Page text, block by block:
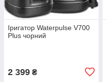
Іригатор Waterpulse V700
Plus чорний
2 399 ₴